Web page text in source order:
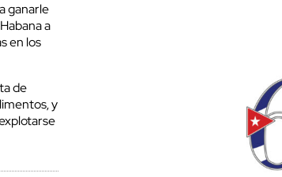
ganarle
a
en los
de
y